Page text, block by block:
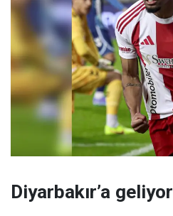
Diyarbakır’a geliyor